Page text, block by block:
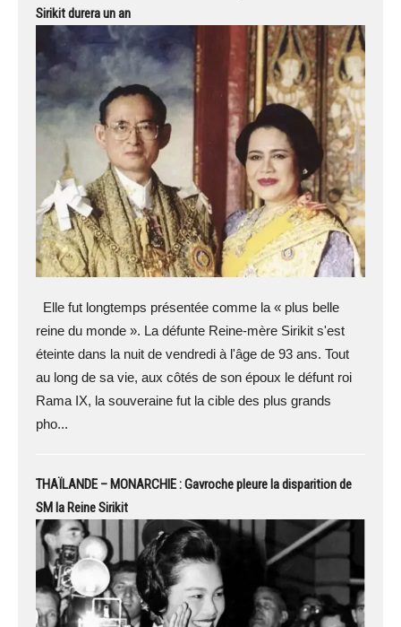
Sirikit durera un an
Elle fut longtemps présentée comme la « plus belle
reine du monde ». La défunte Reine-mère Sirikit s'est
éteinte dans la nuit de vendredi à l'âge de 93 ans. Tout
au long de sa vie, aux côtés de son époux le défunt roi
Rama IX, la souveraine fut la cible des plus grands
pho...
THAÏLANDE – MONARCHIE : Gavroche pleure la disparition de
SM la Reine Sirikit